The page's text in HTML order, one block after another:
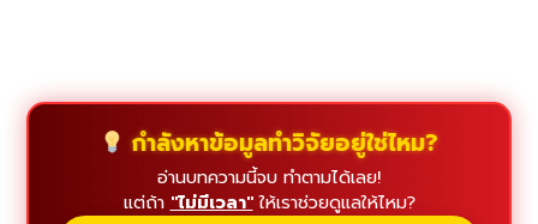
กำลังหาข้อมูลทำวิจัยอยู่ใช่ไหม?
อ่านบทความนี้จบ ทำตามได้เลย!
แต่ถ้า "ไม่มีเวลา"ให้เราช่วยดูแลให้ไหม?